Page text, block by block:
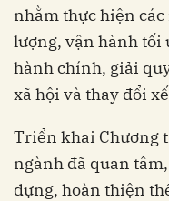
nhằm thực hiện các
lượng, vận hành tối
hành chính, giải
xã hội và thay đổi
Triển khai Chương
ngành đã quan
dựng, hoàn thiện